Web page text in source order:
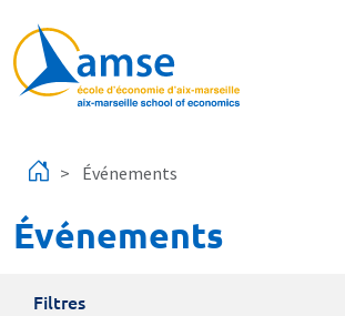
Événements
Événements
Filtres